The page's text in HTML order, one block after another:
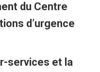
du Centre
d’urgence
services et la